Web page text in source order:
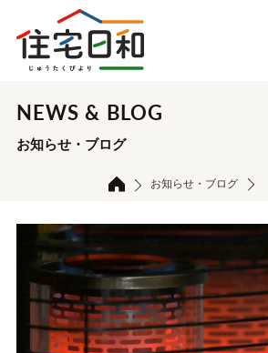
NEWS & BLOG
お知らせ・ブログ
お知らせ・ブログ